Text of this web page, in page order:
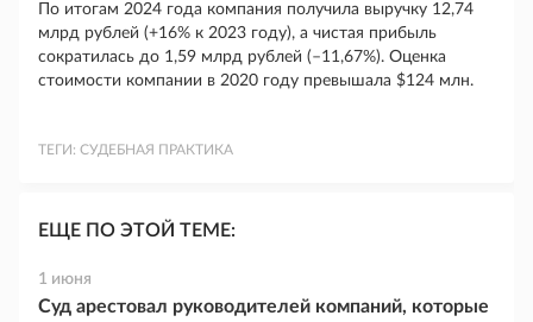
По итогам 2024 года компания получила выручку 12,74
млрд рублей (+16% к 2023 году), а чистая прибыль
сократилась до 1,59 млрд рублей (–11,67%). Оценка
стоимости компании в 2020 году превышала $124 млн.
ТЕГИ: СУДЕБНАЯ ПРАКТИКА
ЕЩЕ ПО ЭТОЙ ТЕМЕ:
1 июня
Суд арестовал руководителей компаний, которые